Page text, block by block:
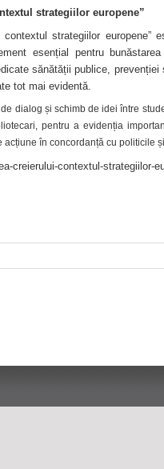
strategiilor europene”
strategiilor europene”
esențial pentru
sănătății publice, prevenției
tot mai evidentă.
dialog și schimb de idei între
pentru a evidenția
în concordanță cu politicile
creierului-contextul-strategiilor-